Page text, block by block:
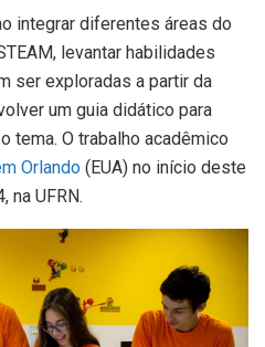
integrar diferentes áreas do
levantar habilidades
ser exploradas a partir da
um guia didático para
tema. O trabalho acadêmico
Orlando (EUA) no início deste
na UFRN.